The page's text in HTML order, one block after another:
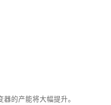
的产能将大幅提升。